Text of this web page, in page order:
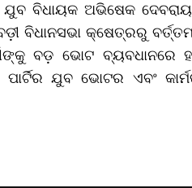
ଯୁବ ବିଧାୟକ ଅଭିଷେକ
ବିଧାନସଭା କ୍ଷେତ୍ରରୁ
ବଡ଼ ଭୋଟ
ପାର୍ଟିର ଯୁବ ଭୋଟର ଏବଂ